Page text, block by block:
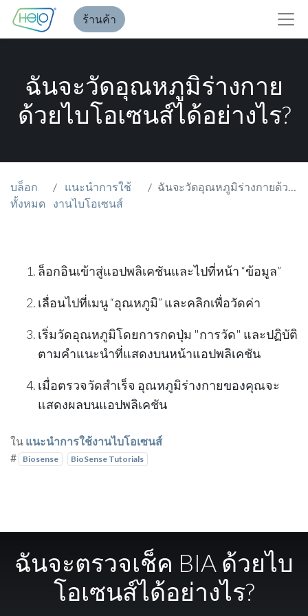
ร้านค้า
ฉันจะวัดอุณหภูมิร่างกาย
ด้วยไบโอเซนส์ได้อย่างไร?
บล็อก
ทั้งหมด
แนะนำการใช้
งานไบโอเซนส์
ฉันจะวัดอุณหภูมิร่างกายด้วยไบโอเซนส์ได้อย่างไร?
ล็อกอินเข้าสู่แอปพลิเคชันและไปที่หน้า “ข้อมูล”
เลื่อนไปที่เมนู “อุณหภูมิ” และคลิกเพื่อวัดค่า
เริ่มวัดอุณหภูมิโดยการกดปุ่ม "การวัด" และปฏิบัติ
ตามคำแนะนำที่แสดงบนหน้าแอปพลิเคชัน
เมื่อตรวจวัดสำเร็จ อุณหภูมิร่างกายของคุณจะ
แสดงผลบนแอปพลิเคชัน
ใน แนะนำการใช้งานไบโอเซนส์
#
Biosense BioSense Tutorials
ฉันจะตรวจเช็ค BIA ด้วยไบ
โอเซนส์ได้อย่างไร?